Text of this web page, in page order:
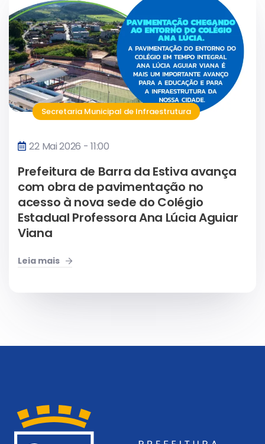
Secretaria Municipal de Infraestrutura
22 Mai 2026 - 11:00
Prefeitura de Barra da Estiva avança
com obra de pavimentação no
acesso à nova sede do Colégio
Estadual Professora Ana Lúcia Aguiar
Viana
Leia mais